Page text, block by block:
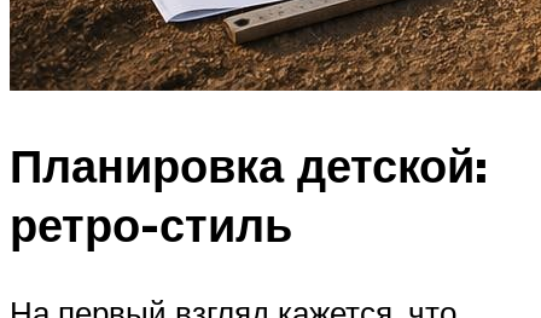
Планировка детской:
ретро-стиль